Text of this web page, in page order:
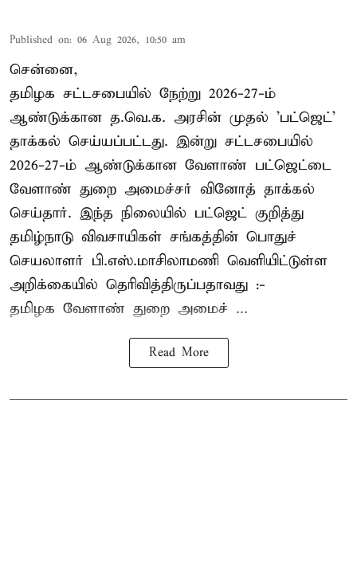
Published on: 06 Aug 2026, 10:50 am
சென்னை,
தமிழக சட்டசபையில் நேற்று 2026-27-ம்
ஆண்டுக்கான த.வெ.க. அரசின் முதல் 'பட்ஜெட்'
தாக்கல் செய்யப்பட்டது. இன்று சட்டசபையில்
2026-27-ம் ஆண்டுக்கான வேளாண் பட்ஜெட்டை
வேளாண் துறை அமைச்சர் வினோத் தாக்கல்
செய்தார். இந்த நிலையில் பட்ஜெட் குறித்து
தமிழ்நாடு விவசாயிகள் சங்கத்தின் பொதுச்
செயலாளர் பி.எஸ்.மாசிலாமணி வெளியிட்டுள்ள
அறிக்கையில் தெரிவித்திருப்பதாவது :-
தமிழக வேளாண் துறை அமைச் ...
Read More